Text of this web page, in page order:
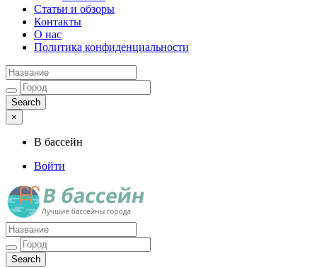
Статьи и обзоры
Контакты
О нас
Политика конфиденциальности
×
В бассейн
Войти
Лучшие бассейны города